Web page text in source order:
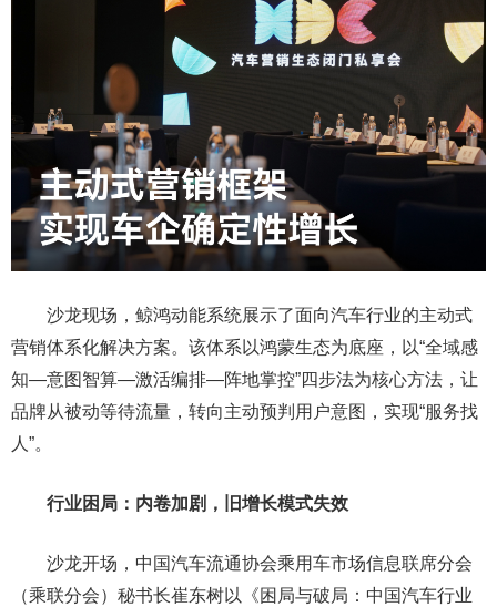
沙龙现场，鲸鸿动能系统展示了面向汽车行业的主动式
营销体系化解决方案。该体系以鸿蒙生态为底座，以“全域感
知—意图智算—激活编排—阵地掌控”四步法为核心方法，让
品牌从被动等待流量，转向主动预判用户意图，实现“服务找
人”。
行业困局：内卷加剧，旧增长模式失效
沙龙开场，中国汽车流通协会乘用车市场信息联席分会
（乘联分会）秘书长崔东树以《困局与破局：中国汽车行业